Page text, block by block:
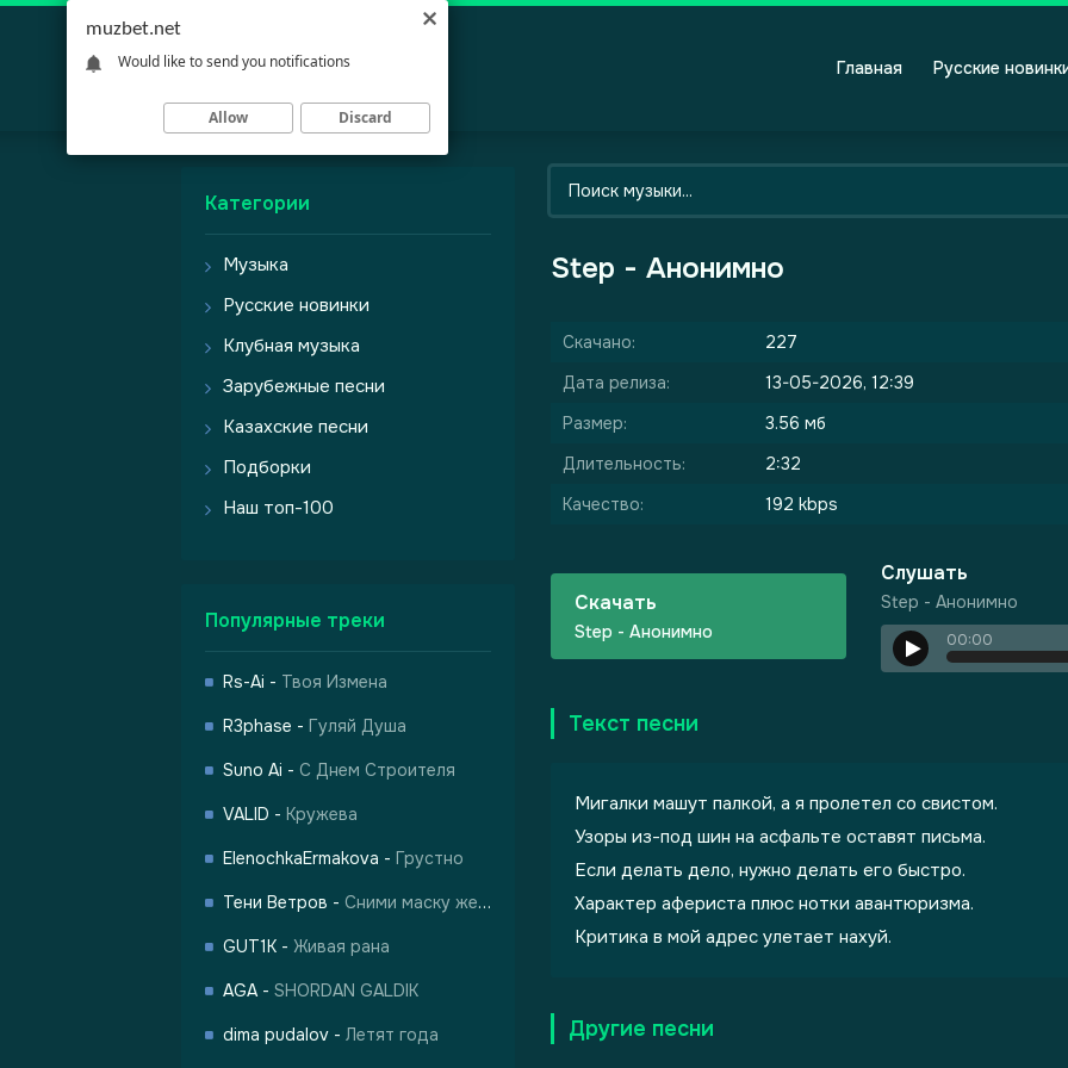
Главная Русские
Категории
Музыка
Русские новинки
Клубная музыка
Зарубежные песни
Казахские песни
Подборки
Наш топ-100
Популярные треки
Rs-Ai - Твоя Измена
R3phase - Гуляй Душа
Suno Ai - С Днем Строителя
VALID - Кружева
ElenochkaErmakova - Грустно
Тени Ветров - Сними маску жертвы
GUT1K - Живая рана
AGA - SHORDAN GALDIK
dima pudalov - Летят года
Step - Анонимно
Скачано:
227
Дата релиза:
13-05-2026, 12:39
Размер:
3.56 мб
Длительность:
2:32
Качество:
192 kbps
Скачать
Step - Анонимно
Слушать
Step - Анонимно
00:00
Текст песни
Мигалки машут палкой, а я пролетел со свистом.
Узоры из-под шин на асфальте оставят письма.
Если делать дело, нужно делать его быстро.
Характер афериста плюс нотки авантюризма.
Критика в мой адрес улетает нахуй.
Другие песни
muzbet.net
Would like to send you notifications
Allow Discard